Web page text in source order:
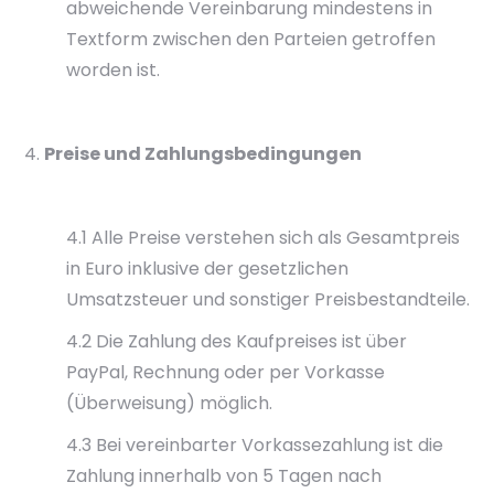
abweichende Vereinbarung mindestens in
Textform zwischen den Parteien getroffen
worden ist.
Preise und Zahlungsbedingungen
4.1 Alle Preise verstehen sich als Gesamtpreis
in Euro inklusive der gesetzlichen
Umsatzsteuer und sonstiger Preisbestandteile.
4.2 Die Zahlung des Kaufpreises ist über
PayPal, Rechnung oder per Vorkasse
(Überweisung) möglich.
4.3 Bei vereinbarter Vorkassezahlung ist die
Zahlung innerhalb von 5 Tagen nach